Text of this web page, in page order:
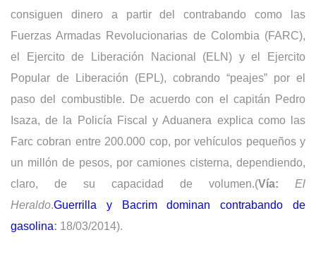
consiguen dinero a partir del contrabando como las
Fuerzas Armadas Revolucionarias de Colombia (FARC),
el Ejercito de Liberación Nacional (ELN) y el Ejercito
Popular de Liberación (EPL), cobrando “peajes” por el
paso del combustible. De acuerdo con el capitán Pedro
Isaza, de la Policía Fiscal y Aduanera explica como las
Farc cobran entre 200.000 cop, por vehículos pequeños y
un millón de pesos, por camiones cisterna, dependiendo,
claro, de su capacidad de volumen.(Vía:
El
Heraldo.Guerrilla y Bacrim dominan contrabando de
gasolina: 18/03/2014).